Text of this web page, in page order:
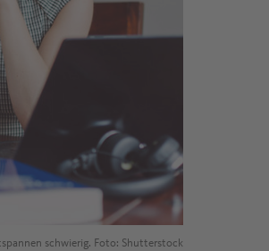
schwierig. Foto: Shutterstock